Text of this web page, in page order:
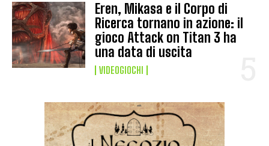
Eren, Mikasa e il Corpo di
Ricerca tornano in azione: il
gioco Attack on Titan 3 ha
una data di uscita
VIDEOGIOCHI